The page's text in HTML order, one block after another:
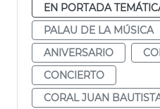
EN PORTADA
PALAU DE LA MÚSICA
ANIVERSARIO
CONCIERTO
CORAL JUAN